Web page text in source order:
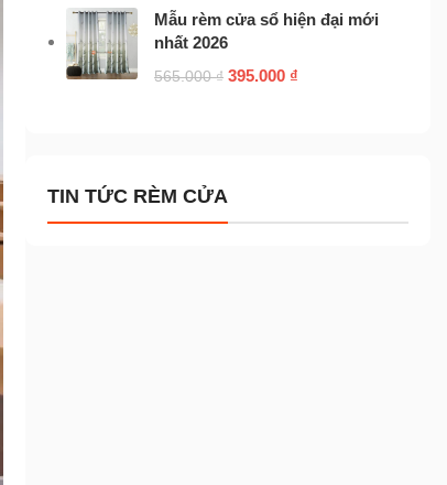
Mẫu rèm cửa sổ hiện đại mới
nhất 2026
565.000₫ 395.000 ₫
TIN TỨC RÈM CỬA